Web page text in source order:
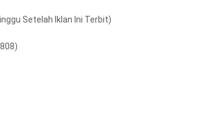
Setelah Iklan Ini Terbit)